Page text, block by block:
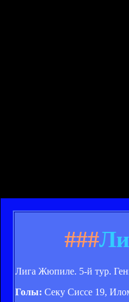
###
Лига Жюпиле. 5-й тур.
Голы: Секу Сиссе 19,